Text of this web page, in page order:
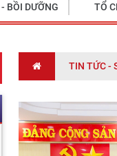
BỒI DƯỠNG TỔ
TIN TỨC -